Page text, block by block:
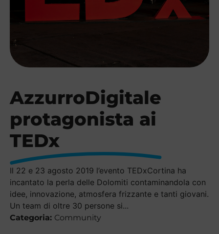
AzzurroDigitale
protagonista ai
TEDx
Il 22 e 23 agosto 2019 l’evento TEDxCortina ha
incantato la perla delle Dolomiti contaminandola con
idee, innovazione, atmosfera frizzante e tanti giovani.
Un team di oltre 30 persone si...
Categoria: Community